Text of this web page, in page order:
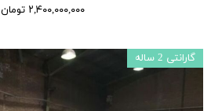
۲,۴۰۰,۰۰۰,۰۰۰ تومان
گارانتی 2 ساله